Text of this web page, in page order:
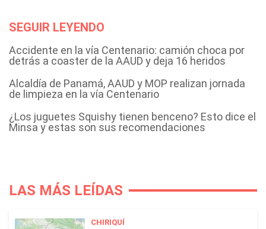
SEGUIR LEYENDO
Accidente en la vía Centenario: camión choca por
detrás a coaster de la AAUD y deja 16 heridos
Alcaldía de Panamá, AAUD y MOP realizan jornada
de limpieza en la vía Centenario
¿Los juguetes Squishy tienen benceno? Esto dice el
Minsa y estas son sus recomendaciones
LAS MÁS LEÍDAS
CHIRIQUÍ